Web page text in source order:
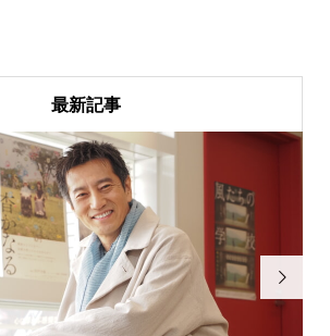
最新記事
